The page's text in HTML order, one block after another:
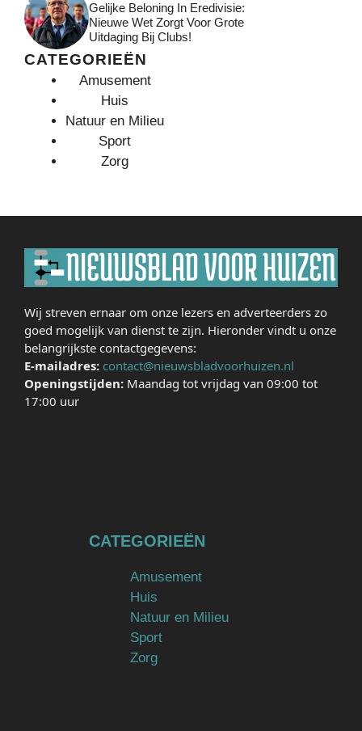
Gelijke Beloning In Eredivisie:
Nieuwe Wet Zorgt Voor Grote
Uitdaging Bij Clubs!
CATEGORIEËN
Amusement
Huis
Natuur en Milieu
Sport
Zorg
Wij streven ernaar om onze lezers en adverteerders zo
goed mogelijk van dienst te zijn. Hieronder vindt u onze
belangrijkste contactgegevens:
E-mailadres: contact@nieuwsbladvoorhuizen.nl
Openingstijden: Maandag tot vrijdag van 09:00 tot
17:00 uur
CATEGORIEËN
Amusement
Huis
Natuur en Milieu
Sport
Zorg